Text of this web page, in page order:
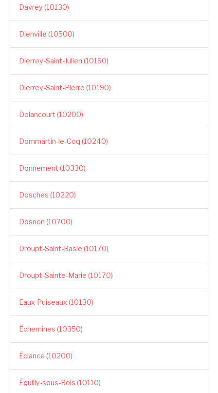
Davrey (10130)
Dienville (10500)
Dierrey-Saint-Julien (10190)
Dierrey-Saint-Pierre (10190)
Dolancourt (10200)
Dommartin-le-Coq (10240)
Donnement (10330)
Dosches (10220)
Dosnon (10700)
Droupt-Saint-Basle (10170)
Droupt-Sainte-Marie (10170)
Eaux-Puiseaux (10130)
Échemines (10350)
Éclance (10200)
Éguilly-sous-Bois (10110)